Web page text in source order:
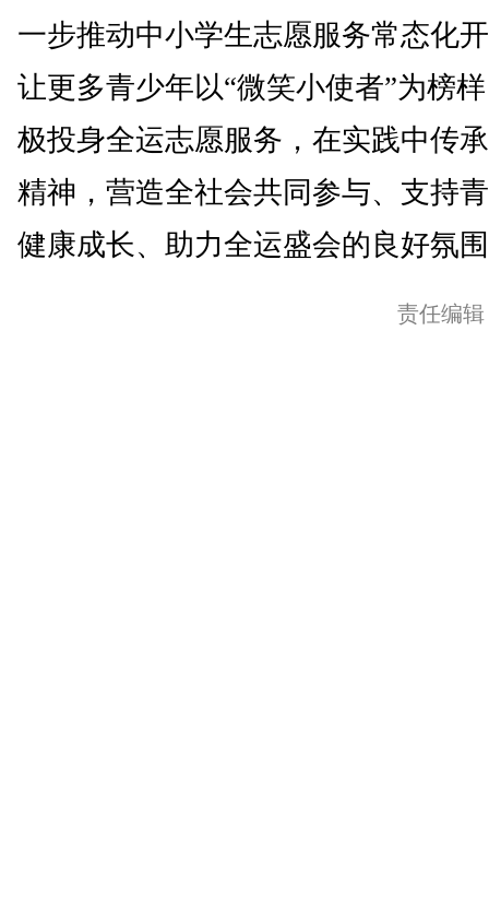
一步推动中小学生志愿服务常态化
让更多青少年以“微笑小使者”为榜
极投身全运志愿服务，在实践中传
精神，营造全社会共同参与、支持
健康成长、助力全运盛会的良好氛
责任编